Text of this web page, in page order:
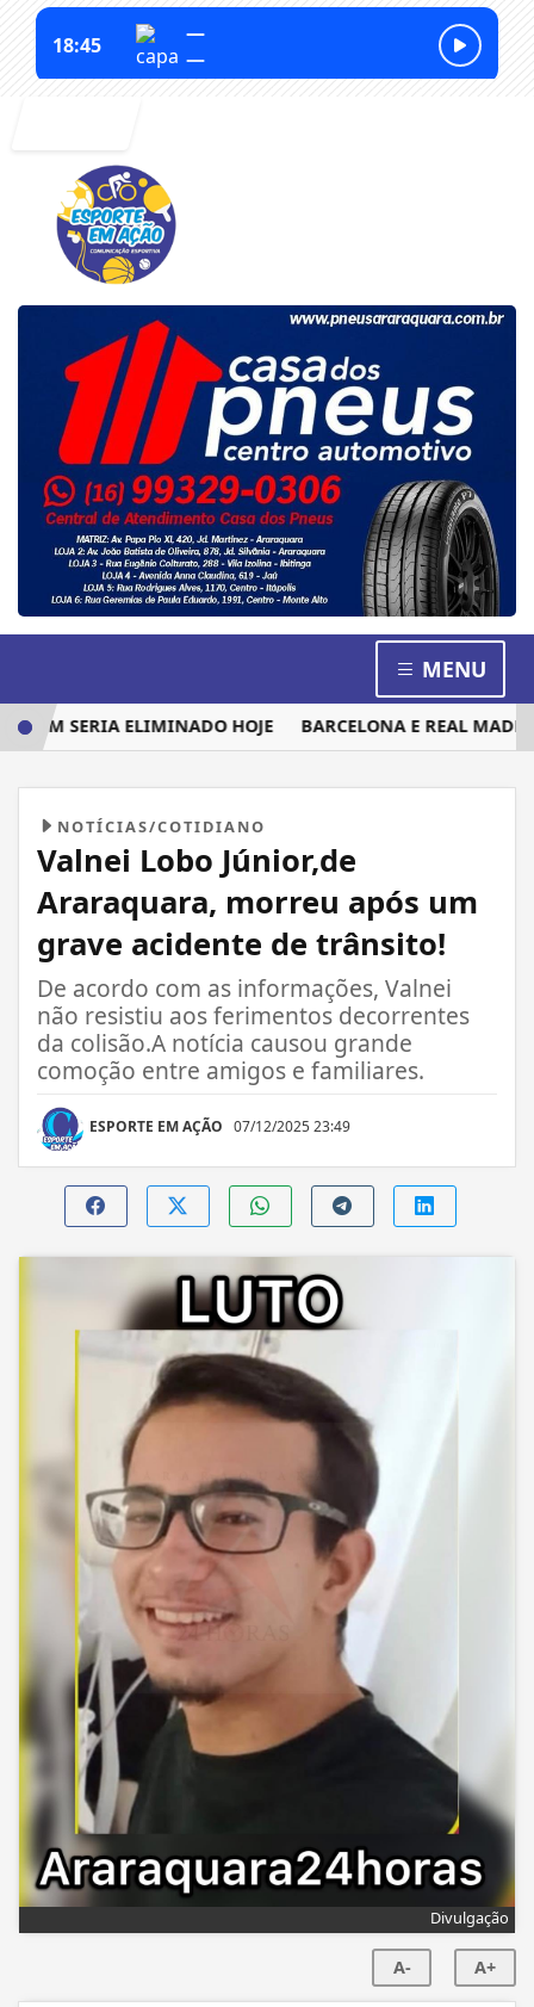
MENU
SERIA ELIMINADO HOJE BARCELONA E REAL MADRID
NOTÍCIAS/COTIDIANO
Valnei Lobo Júnior,de
Araraquara, morreu após um
grave acidente de trânsito!
De acordo com as informações, Valnei
não resistiu aos ferimentos decorrentes
da colisão.A notícia causou grande
comoção entre amigos e familiares.
ESPORTE EM AÇÃO 07/12/2025 23:49
Divulgação
A- A+